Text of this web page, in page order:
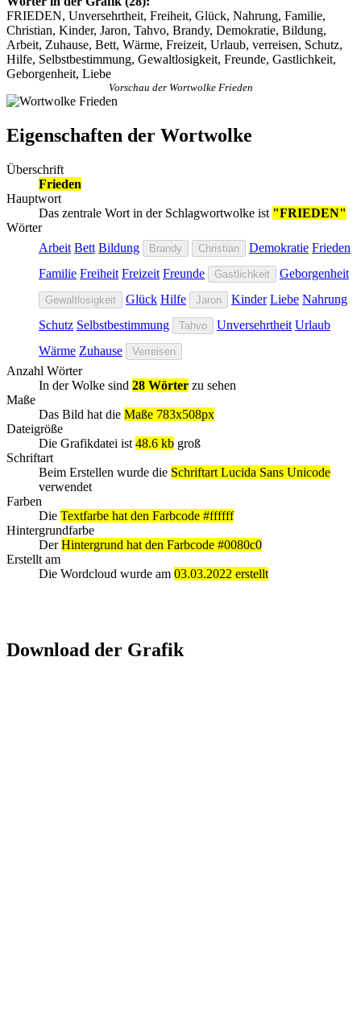
FRIEDEN, Unversehrtheit, Freiheit, Glück, Nahrung, Familie,
Christian, Kinder, Jaron, Tahvo, Brandy, Demokratie, Bildung,
Arbeit, Zuhause, Bett, Wärme, Freizeit, Urlaub, verreisen, Schutz,
Hilfe, Selbstbestimmung, Gewaltlosigkeit, Freunde, Gastlichkeit,
Geborgenheit, Liebe
Vorschau der Wortwolke Frieden
Eigenschaften der Wortwolke
Überschrift
Frieden
Hauptwort
Das zentrale Wort in der Schlagwortwolke ist "FRIEDEN"
Wörter
Arbeit Bett Bildung Brandy Christian Demokratie Frieden
Familie Freiheit Freizeit Freunde Gastlichkeit Geborgenheit
Gewaltlosigkeit Glück Hilfe Jaron Kinder Liebe Nahrung
Schutz Selbstbestimmung Tahvo Unversehrtheit Urlaub
Wärme Zuhause Verreisen
Anzahl Wörter
In der Wolke sind 28 Wörter zu sehen
Maße
Das Bild hat die Maße 783x508px
Dateigröße
Die Grafikdatei ist 48.6 kb groß
Schriftart
Beim Erstellen wurde die Schriftart Lucida Sans Unicode
verwendet
Farben
Die Textfarbe hat den Farbcode #ffffff
Hintergrundfarbe
DerHintergrund hat den Farbcode #0080c0
Erstellt am
Die Wordcloud wurde am 03.03.2022 erstellt
Download der Grafik